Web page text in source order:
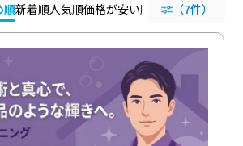
順新着順人気順価格が安い順 評価が高い順
（7件）